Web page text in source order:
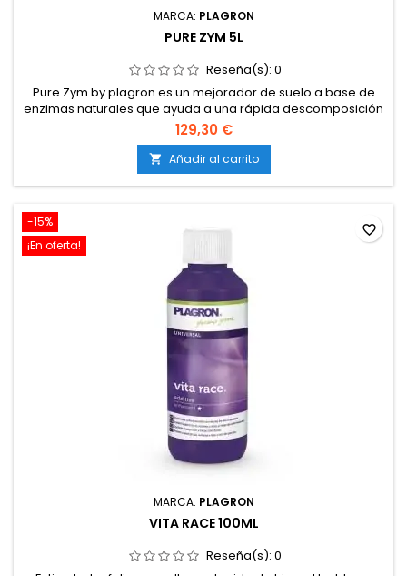
MARCA: PLAGRON
PURE ZYM 5L
Reseña(s): 0
Pure Zym by plagron es un mejorador de suelo a base de
enzimas naturales que ayuda a una rápida descomposición
de las partes muertas de la planta, con este proceso de
descomposición se liberan nutrientes que estimulan la flora
y la fauna del suelo.
129,30 €
 Añadir al carrito
-15%
¡En oferta!
MARCA: PLAGRON
VITA RACE 100ML
Reseña(s): 0
favorite_border